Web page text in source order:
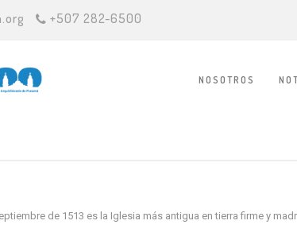
+507 282-6500
NOSOTROS
de 1513 es la Iglesia más antigua en tierra firme y